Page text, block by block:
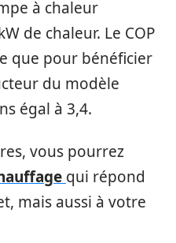
à chaleur
de chaleur. Le COP
que pour bénéficier
du modèle
égal à 3,4.
vous pourrez
qui répond
mais aussi à votre